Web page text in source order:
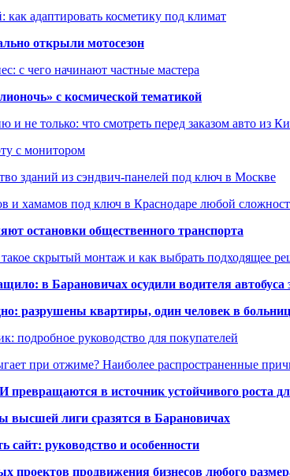
как адаптировать косметику под климат
открыли мотосезон
с чего начинают частные мастера
с космической тематикой
и не только: что смотреть перед заказом авто из
с монитором
зданий из сэндвич-панелей под ключ в Москве
и хамамов под ключ в Краснодаре любой
остановки общественного транспорта
скрытый монтаж и как выбрать подходящее
в Барановичах осудили водителя
разрушены квартиры, один человек в
подробное руководство для покупателей
при отжиме? Наиболее распространенные
в источник устойчивого роста
высшей лиги сразятся в Барановичах
сайт: руководство и особенности
проектов продвижения бизнесов любого